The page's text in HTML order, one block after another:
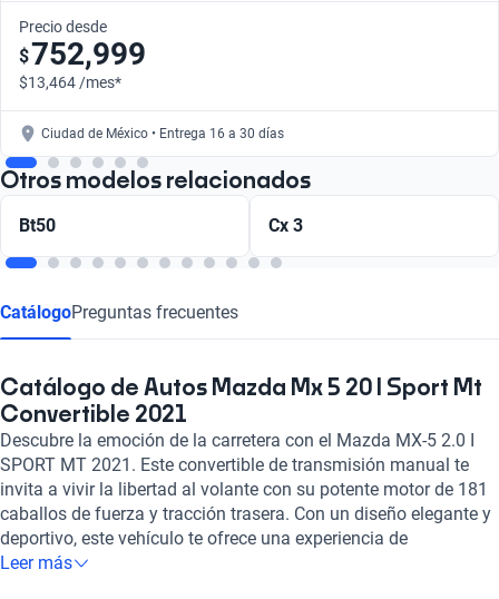
Precio desde
$752,999
$13,464 /mes*
Ciudad de México • Entrega 16 a 30 días
Otros modelos relacionados
Bt50 Cx 3
CatálogoPreguntas frecuentes
Catálogo de Autos Mazda Mx 5 20 I Sport Mt
Convertible 2021
Descubre la emoción de la carretera con el Mazda MX-5 2.0 I
SPORT MT 2021. Este convertible de transmisión manual te
invita a vivir la libertad al volante con su potente motor de 181
caballos de fuerza y tracción trasera. Con un diseño elegante y
deportivo, este vehículo te ofrece una experiencia de
conducción única. Equipado con luces de niebla delanteras,
Leer más